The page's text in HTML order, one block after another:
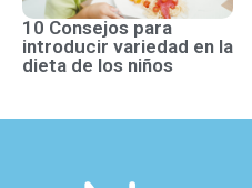
10 Consejos para
introducir variedad en la
dieta de los niños